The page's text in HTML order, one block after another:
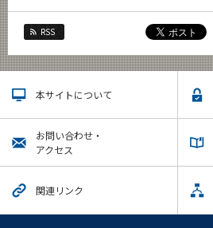
RSS
本サイトについて
お問い合わせ・
アクセス
関連リンク
2026年
2025年
2024年
11月
8月
6月